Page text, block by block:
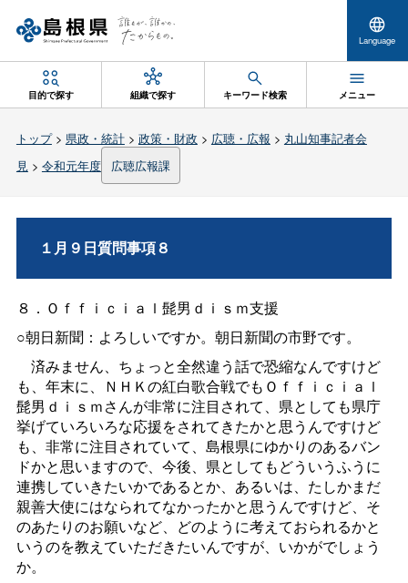
Language
目的で探す 組織で探す キーワード検索 メニュー
トップ> 県政・統計> 政策・財政 > 広聴・広報 > 丸山知事記者会
見> 令和元年度 広聴広報課
１月９日質問事項８
８．Ｏｆｆｉｃｉａｌ髭男ｄｉｓｍ支援
○朝日新聞：よろしいですか。朝日新聞の市野です。
済みません、ちょっと全然違う話で恐縮なんですけど
も、年末に、ＮＨＫの紅白歌合戦でもＯｆｆｉｃｉａｌ
髭男ｄｉｓｍさんが非常に注目されて、県としても県庁
挙げていろいろな応援をされてきたかと思うんですけど
も、非常に注目されていて、島根県にゆかりのあるバン
ドかと思いますので、今後、県としてもどういうふうに
連携していきたいかであるとか、あるいは、たしかまだ
親善大使にはなられてなかったかと思うんですけど、そ
のあたりのお願いなど、どのように考えておられるかと
いうのを教えていただきたいんですが、いかがでしょう
か。